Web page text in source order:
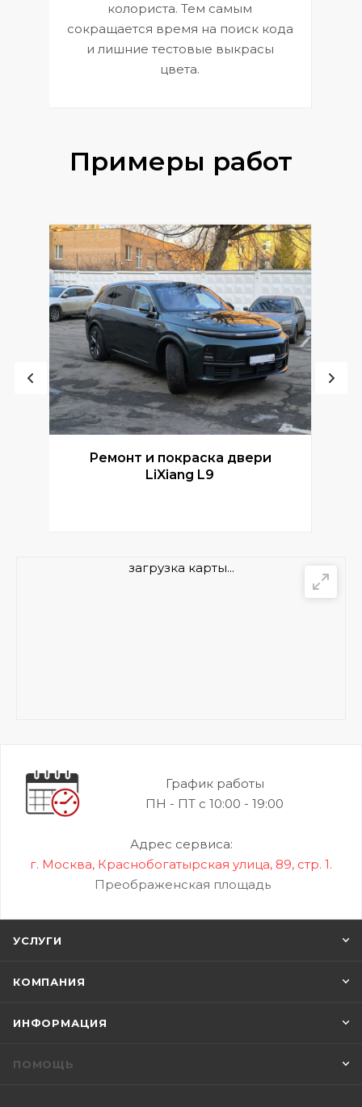
колориста. Тем самым
сокращается время на поиск кода
и лишние тестовые выкрасы
цвета.
Примеры работ
Ремонт и покраска двери
LiXiang L9
загрузка карты...
График работы
ПН - ПТ с 10:00 - 19:00
Адрес сервиса:
г. Москва, Краснобогатырская улица, 89, стр. 1.
Преображенская площадь
УСЛУГИ
КОМПАНИЯ
ИНФОРМАЦИЯ
ПОМОЩЬ